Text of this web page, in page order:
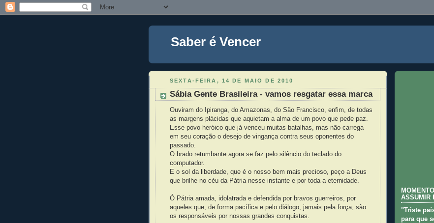
Saber é Vencer
SEXTA-FEIRA, 14 DE MAIO DE 2010
Sábia Gente Brasileira - vamos resgatar essa marca
Ouviram do Ipiranga, do Amazonas, do São Francisco, enfim, de todas
as margens plácidas que aquietam a alma de um povo que pede paz.
Esse povo heróico que já venceu muitas batalhas, mas não carrega
em seu coração o desejo de vingança contra seus oponentes do
passado.
O brado retumbante agora se faz pelo silêncio do teclado do
computador.
E o sol da liberdade, que é o nosso bem mais precioso, peço a Deus
que brilhe no céu da Pátria nesse instante e por toda a eternidade.
Ó Pátria amada, idolatrada e defendida por bravos guerreiros, por
aqueles que, de forma pacífica e pelo diálogo, jamais pela força, são
os responsáveis por nossas grandes conquistas.
ASSUMIR
"Triste
para que